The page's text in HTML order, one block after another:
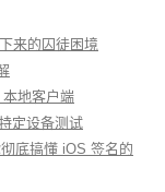
来的囚徒困境
地客户端
定设备测试
底搞懂 iOS 签名的